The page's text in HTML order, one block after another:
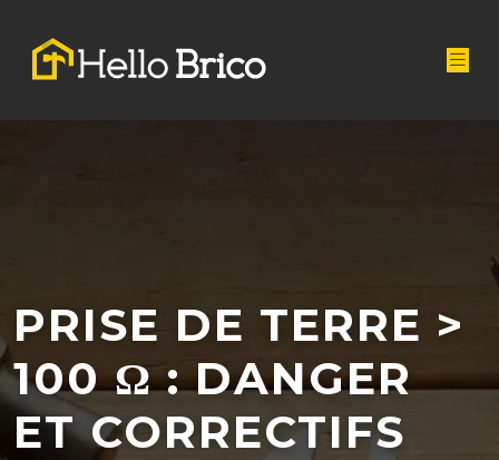
PRISE DE TERRE >
100 Ω : DANGER
ET CORRECTIFS